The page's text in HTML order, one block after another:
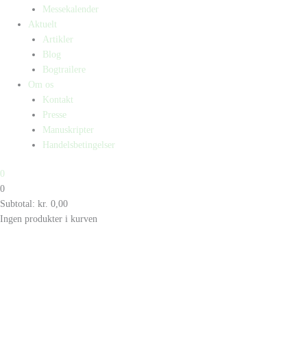
Messekalender
Aktuelt
Artikler
Blog
Bogtrailere
Om os
Kontakt
Presse
Manuskripter
Handelsbetingelser
0
0
Subtotal: kr. 0,00
Ingen produkter i kurven